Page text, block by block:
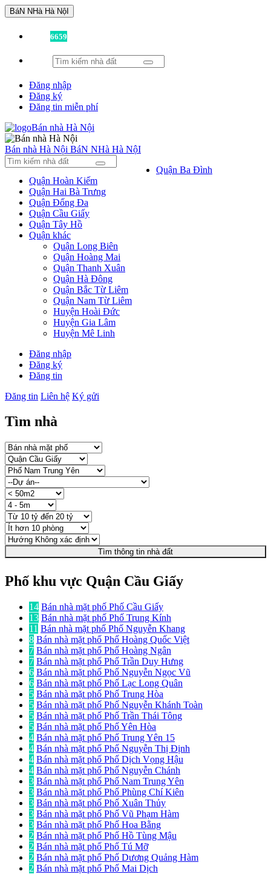
BáN NHà Hà NộI
6659
Đăng nhập
Đăng ký
Đăng tin miễn phí
Bán nhà Hà Nội BáN NHà Hà NộI
Quận Ba Đình
Quận Hoàn Kiếm
Quận Hai Bà Trưng
Quận Đống Đa
Quận Cầu Giấy
Quận Tây Hồ
Quận khác
Quận Long Biên
Quận Hoàng Mai
Quận Thanh Xuân
Quận Hà Đông
Quận Bắc Từ Liêm
Quận Nam Từ Liêm
Huyện Hoài Đức
Huyện Gia Lâm
Huyện Mê Linh
Đăng nhập
Đăng ký
Đăng tin
Đăng tin Liên hệ Ký gửi
Tìm nhà
Tìm thông tin nhà đất
Phố khu vực Quận Cầu Giấy
14 Bán nhà mặt phố Phố Cầu Giấy
13 Bán nhà mặt phố Phố Trung Kính
11 Bán nhà mặt phố Phố Nguyễn Khang
8 Bán nhà mặt phố Phố Hoàng Quốc Việt
7 Bán nhà mặt phố Phố Hoàng Ngân
7 Bán nhà mặt phố Phố Trần Duy Hưng
6 Bán nhà mặt phố Phố Nguyễn Ngọc Vũ
6 Bán nhà mặt phố Phố Lạc Long Quân
5 Bán nhà mặt phố Phố Trung Hòa
5 Bán nhà mặt phố Phố Nguyễn Khánh Toàn
5 Bán nhà mặt phố Phố Trần Thái Tông
5 Bán nhà mặt phố Phố Yên Hòa
4 Bán nhà mặt phố Phố Trung Yên 15
4 Bán nhà mặt phố Phố Nguyễn Thị Định
4 Bán nhà mặt phố Phố Dịch Vọng Hậu
4 Bán nhà mặt phố Phố Nguyễn Chánh
3 Bán nhà mặt phố Phố Nam Trung Yên
3 Bán nhà mặt phố Phố Phùng Chí Kiên
3 Bán nhà mặt phố Phố Xuân Thủy
3 Bán nhà mặt phố Phố Vũ Phạm Hàm
3 Bán nhà mặt phố Phố Hoa Bằng
2 Bán nhà mặt phố Phố Hồ Tùng Mậu
2 Bán nhà mặt phố Phố Tú Mỡ
2 Bán nhà mặt phố Phố Dương Quảng Hàm
2 Bán nhà mặt phố Phố Mai Dịch